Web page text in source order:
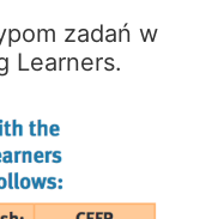
zadań w
Learners.